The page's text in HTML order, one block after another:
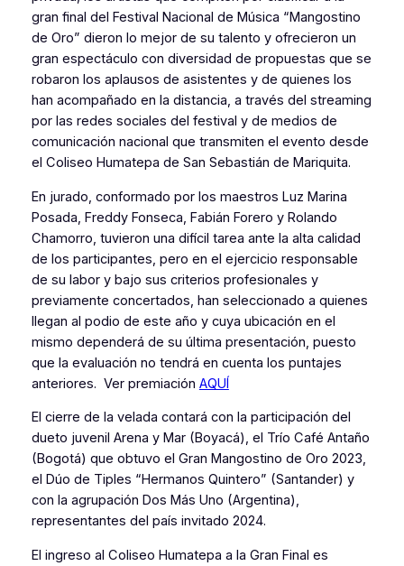
gran final del Festival Nacional de Música “Mangostino
de Oro” dieron lo mejor de su talento y ofrecieron un
gran espectáculo con diversidad de propuestas que se
robaron los aplausos de asistentes y de quienes los
han acompañado en la distancia, a través del streaming
por las redes sociales del festival y de medios de
comunicación nacional que transmiten el evento desde
el Coliseo Humatepa de San Sebastián de Mariquita.
En jurado, conformado por los maestros Luz Marina
Posada, Freddy Fonseca, Fabián Forero y Rolando
Chamorro, tuvieron una difícil tarea ante la alta calidad
de los participantes, pero en el ejercicio responsable
de su labor y bajo sus criterios profesionales y
previamente concertados, han seleccionado a quienes
llegan al podio de este año y cuya ubicación en el
mismo dependerá de su última presentación, puesto
que la evaluación no tendrá en cuenta los puntajes
anteriores. Ver premiación AQUÍ
El cierre de la velada contará con la participación del
dueto juvenil Arena y Mar (Boyacá), el Trío Café Antaño
(Bogotá) que obtuvo el Gran Mangostino de Oro 2023,
el Dúo de Tiples “Hermanos Quintero” (Santander) y
con la agrupación Dos Más Uno (Argentina),
representantes del país invitado 2024.
El ingreso al Coliseo Humatepa a la Gran Final es